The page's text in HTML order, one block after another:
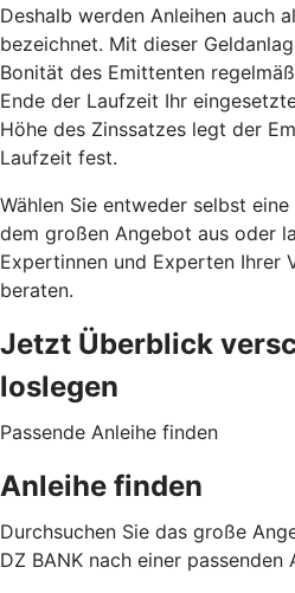
Deshalb werden Anleihen auch
bezeichnet. Mit dieser
Bonität des Emittenten
Ende der Laufzeit Ihr
Höhe des Zinssatzes legt der
Laufzeit fest.
Wählen Sie entweder selbst
dem großen Angebot aus oder
Expertinnen und Experten Ihrer
beraten.
Jetzt Überblick
loslegen
Passende Anleihe finden
Anleihe finden
Durchsuchen Sie das große
DZ BANK nach einer passenden